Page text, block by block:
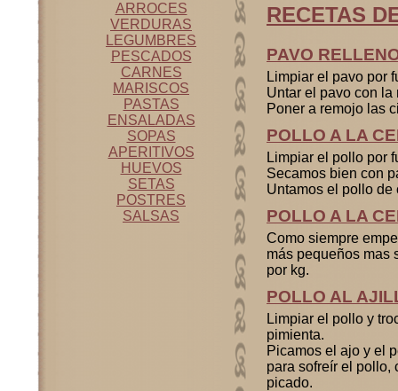
ARROCES
VERDURAS
LEGUMBRES
PESCADOS
CARNES
MARISCOS
PASTAS
ENSALADAS
SOPAS
APERITIVOS
HUEVOS
SETAS
POSTRES
SALSAS
RECETAS
PAVO
Limpiar el pavo por
Untar el pavo con la
Poner a remojo las
POLLO A LA
Limpiar el pollo por
Secamos bien con
Untamos el pollo de
POLLO A LA
Como siempre
más pequeños mas
por kg.
POLLO AL
Limpiar el pollo y
pimienta.
Picamos el ajo y el
para sofreír el pollo,
picado.